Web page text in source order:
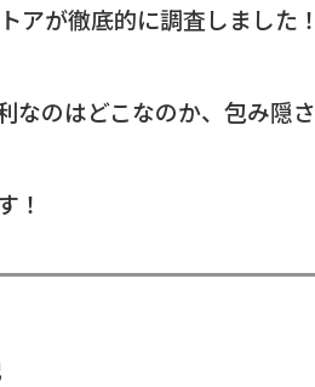
アが徹底的に調査しました！
なのはどこなのか、包み隠さ
！